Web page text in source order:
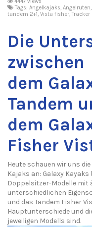
Tags: Angelkajaks, Angelruten,
tandem 2+1, Vista fisher, Tracker
Die
zwischen
dem
Tandem
dem
Fisher
Heute schauen wir uns
Kajaks an: Galaxy Kayaks
Doppelsitzer-Modelle mit
unterschiedlichen
und das Tandem Fisher
Hauptunterschiede und
jeweiligen Modells sind.